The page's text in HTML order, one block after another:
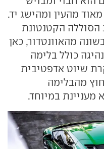
מהעין ומהישג יד.
הסוללה הקטנטונת
מהאוונטדור, כאן
כולל בלימה
שיוט אדפטיבית
מהבלימה
מעניינת במיוחד.